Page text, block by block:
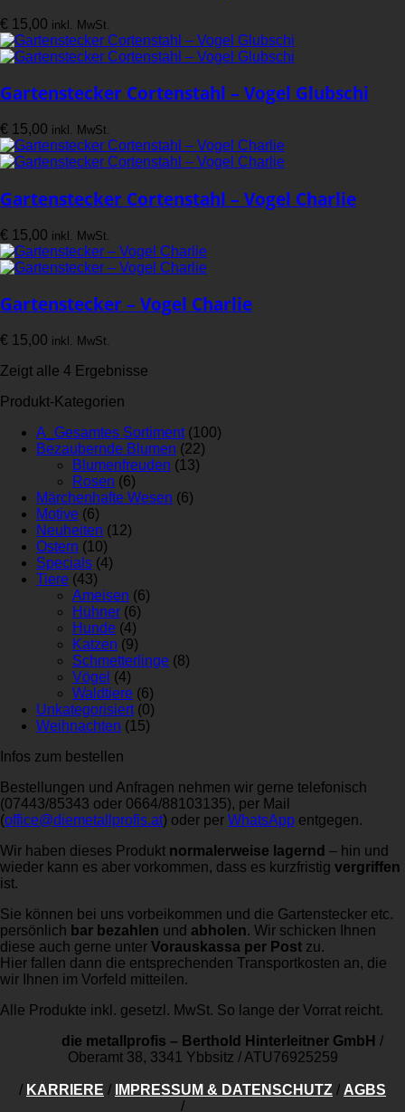
€ 15,00 inkl. MwSt.
Gartenstecker Cortenstahl – Vogel Glubschi
€ 15,00 inkl. MwSt.
Gartenstecker Cortenstahl – Vogel Charlie
€ 15,00 inkl. MwSt.
Gartenstecker – Vogel Charlie
€ 15,00 inkl. MwSt.
Zeigt alle 4 Ergebnisse
Produkt-Kategorien
A_Gesamtes Sortiment (100)
Bezaubernde Blumen (22)
Blumenfreuden (13)
Rosen (6)
Märchenhafte Wesen (6)
Motive (6)
Neuheiten (12)
Ostern (10)
Specials (4)
Tiere (43)
Ameisen (6)
Hühner (6)
Hunde (4)
Katzen (9)
Schmetterlinge (8)
Vögel (4)
Waldtiere (6)
Unkategorisiert (0)
Weihnachten (15)
Infos zum bestellen
Bestellungen und Anfragen nehmen wir gerne telefonisch
(07443/85343 oder 0664/88103135), per Mail
(office@diemetallprofis.at) oder per WhatsApp entgegen.
Wir haben dieses Produkt normalerweise lagernd – hin und
wieder kann es aber vorkommen, dass es kurzfristig vergriffen
ist.
Sie können bei uns vorbeikommen und die Gartenstecker etc.
persönlich bar bezahlen und abholen. Wir schicken Ihnen
diese auch gerne unter Vorauskassa per Post zu.
Hier fallen dann die entsprechenden Transportkosten an, die
wir Ihnen im Vorfeld mitteilen.
Alle Produkte inkl. gesetzl. MwSt. So lange der Vorrat reicht.
die metallprofis – Berthold Hinterleitner GmbH /
Oberamt 38, 3341 Ybbsitz /ATU76925259
/ KARRIERE / IMPRESSUM & DATENSCHUTZ / AGBS
/